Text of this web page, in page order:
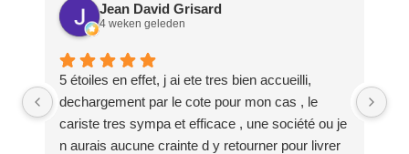
Jean David Grisard
4 weken geleden
5 étoiles en effet, j ai ete tres bien accueilli,
dechargement par le cote pour mon cas , le
cariste tres sympa et efficace , une société ou je
n aurais aucune crainte d y retourner pour livrer